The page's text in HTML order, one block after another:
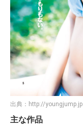
出典： http://youngjump.jp
主な作品